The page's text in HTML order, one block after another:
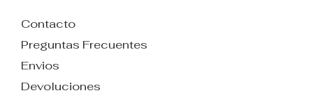
Contacto
Preguntas Frecuentes
Envios
Devoluciones